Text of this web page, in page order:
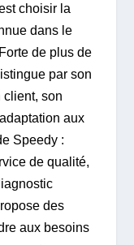
choisir la
dans le
de plus de
par son
client, son
aux
Speedy :
de qualité,
des
aux besoins